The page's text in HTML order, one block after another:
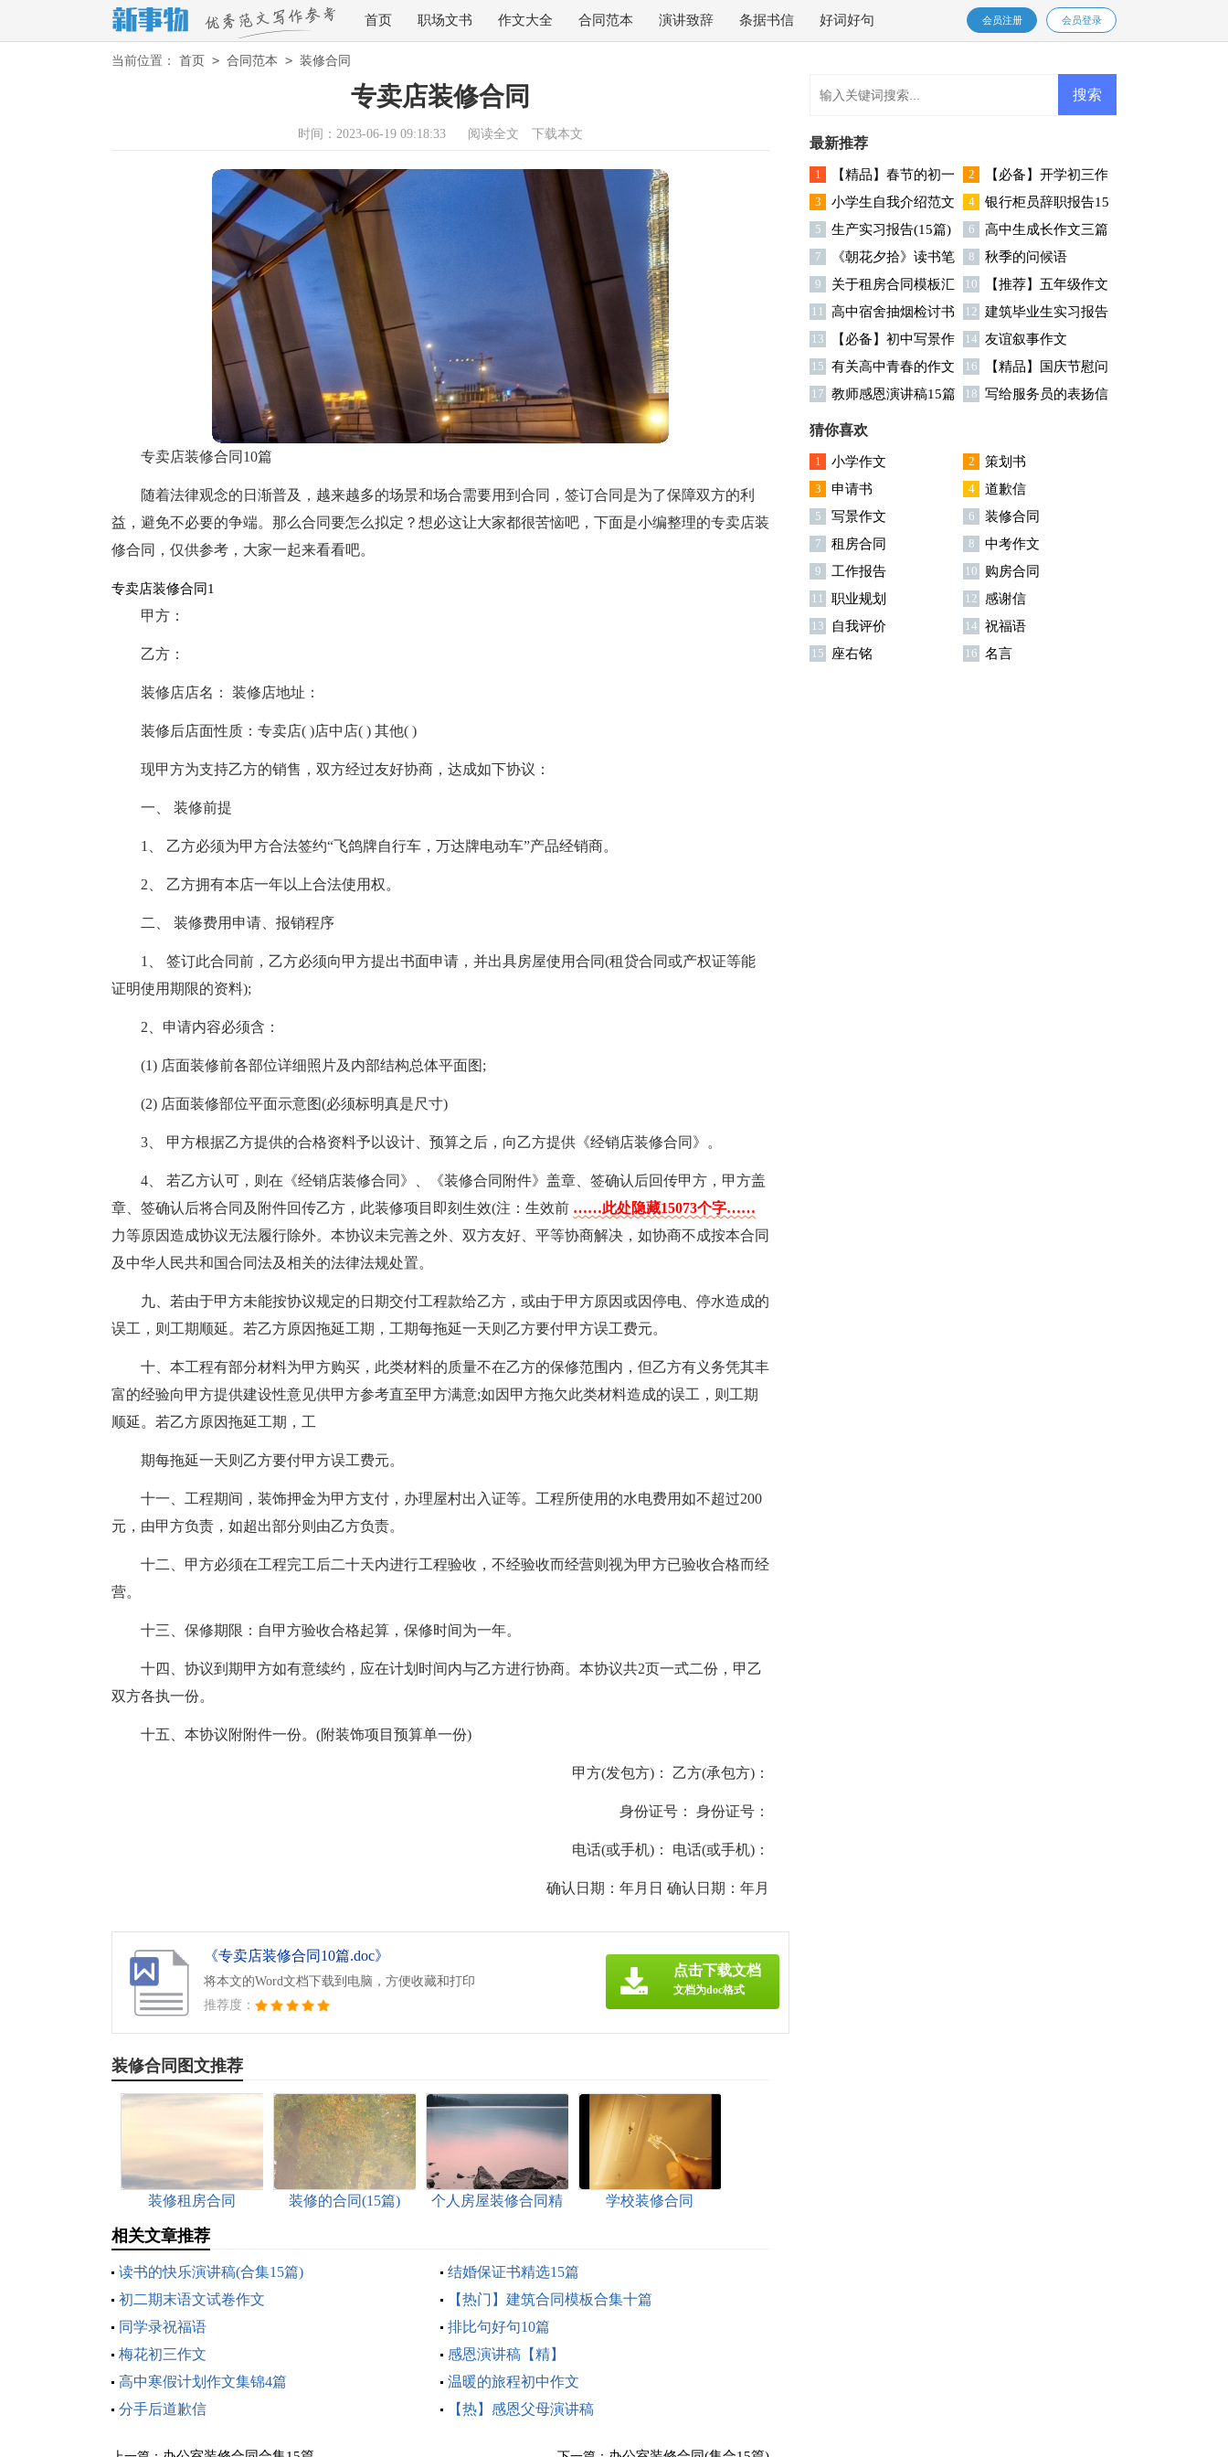
首页 职场文书 作文大全 合同范本 演讲致辞 条据书信 好词好句 会员登录
会员注册
当前位置： 首页 > 合同范本 > 装修合同
专卖店装修合同
时间：2023-06-19 09:18:33 阅读全文 下载本文
专卖店装修合同10篇
随着法律观念的日渐普及，越来越多的场景和场合需要用到合同，签订合同是为了保障双方的利
益，避免不必要的争端。那么合同要怎么拟定？想必这让大家都很苦恼吧，下面是小编整理的专卖店装
修合同，仅供参考，大家一起来看看吧。
专卖店装修合同1
甲方：
乙方：
装修店店名： 装修店地址：
装修后店面性质：专卖店( )店中店( ) 其他( )
现甲方为支持乙方的销售，双方经过友好协商，达成如下协议：
一、 装修前提
1、 乙方必须为甲方合法签约“飞鸽牌自行车，万达牌电动车”产品经销商。
2、 乙方拥有本店一年以上合法使用权。
二、 装修费用申请、报销程序
1、 签订此合同前，乙方必须向甲方提出书面申请，并出具房屋使用合同(租贷合同或产权证等能
证明使用期限的资料);
2、申请内容必须含：
(1) 店面装修前各部位详细照片及内部结构总体平面图;
(2) 店面装修部位平面示意图(必须标明真是尺寸)
3、 甲方根据乙方提供的合格资料予以设计、预算之后，向乙方提供《经销店装修合同》。
4、 若乙方认可，则在《经销店装修合同》、《装修合同附件》盖章、签确认后回传甲方，甲方盖
章、签确认后将合同及附件回传乙方，此装修项目即刻生效(注：生效前 ……此处隐藏15073个字……
力等原因造成协议无法履行除外。本协议未完善之外、双方友好、平等协商解决，如协商不成按本合同
及中华人民共和国合同法及相关的法律法规处置。
九、若由于甲方未能按协议规定的日期交付工程款给乙方，或由于甲方原因或因停电、停水造成的
误工，则工期顺延。若乙方原因拖延工期，工期每拖延一天则乙方要付甲方误工费元。
十、本工程有部分材料为甲方购买，此类材料的质量不在乙方的保修范围内，但乙方有义务凭其丰
富的经验向甲方提供建设性意见供甲方参考直至甲方满意;如因甲方拖欠此类材料造成的误工，则工期
顺延。若乙方原因拖延工期，工
期每拖延一天则乙方要付甲方误工费元。
十一、工程期间，装饰押金为甲方支付，办理屋村出入证等。工程所使用的水电费用如不超过200
元，由甲方负责，如超出部分则由乙方负责。
十二、甲方必须在工程完工后二十天内进行工程验收，不经验收而经营则视为甲方已验收合格而经
营。
十三、保修期限：自甲方验收合格起算，保修时间为一年。
十四、协议到期甲方如有意续约，应在计划时间内与乙方进行协商。本协议共2页一式二份，甲乙
双方各执一份。
十五、本协议附附件一份。(附装饰项目预算单一份)
甲方(发包方)： 乙方(承包方)：
身份证号： 身份证号：
电话(或手机)： 电话(或手机)：
确认日期：年月日 确认日期：年月
《专卖店装修合同10篇.doc》
将本文的Word文档下载到电脑，方便收藏和打印
推荐度：
点击下载文档
文档为doc格式
装修合同图文推荐
装修租房合同 装修的合同(15篇)
个人房屋装修合同精
学校装修合同
相关文章推荐
读书的快乐演讲稿(合集15篇)
结婚保证书精选15篇
初二期末语文试卷作文
【热门】建筑合同模板合集十篇
同学录祝福语
排比句好句10篇
梅花初三作文
感恩演讲稿【精】
高中寒假计划作文集锦4篇
温暖的旅程初中作文
分手后道歉信
【热】感恩父母演讲稿
最新推荐
1
【精品】春节的初一
作文集锦九篇
2
【必备】开学初三作
文集合8篇
3
小学生自我介绍范文
汇编六篇
4
银行柜员辞职报告15
篇
5 生产实习报告(15篇) 6 高中生成长作文三篇
7
《朝花夕拾》读书笔
记
8 秋季的问候语
9
关于租房合同模板汇
总5篇
10
【推荐】五年级作文
合集七篇
11 高中宿舍抽烟检讨书 12 建筑毕业生实习报告
集合八篇
13
【必备】初中写景作
文4篇
14 友谊叙事作文
15 有关高中青春的作文
汇总七篇
16
【精品】国庆节慰问
信三篇
17 教师感恩演讲稿15篇 18 写给服务员的表扬信
猜你喜欢
1 小学作文 2 策划书
3 申请书 4 道歉信
5 写景作文 6 装修合同
7 租房合同 8 中考作文
9 工作报告 10 购房合同
11 职业规划 12 感谢信
13 自我评价 14 祝福语
15 座右铭 16 名言